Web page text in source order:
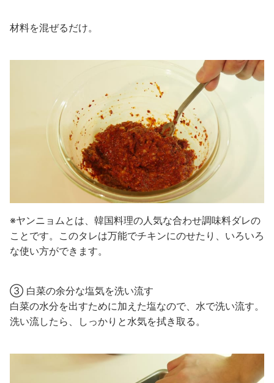
材料を混ぜるだけ。
※ヤンニョムとは、韓国料理の人気な合わせ調味料ダレの
ことです。このタレは万能でチキンにのせたり、いろいろ
な使い方ができます。
③ 白菜の余分な塩気を洗い流す
白菜の水分を出すために加えた塩なので、水で洗い流す。
洗い流したら、しっかりと水気を拭き取る。